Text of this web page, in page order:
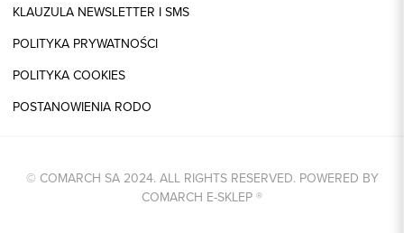
KLAUZULA NEWSLETTER I SMS
POLITYKA PRYWATNOŚCI
POLITYKA COOKIES
POSTANOWIENIA RODO
© COMARCH SA 2024. ALL RIGHTS RESERVED. POWERED BY
COMARCH E-SKLEP®